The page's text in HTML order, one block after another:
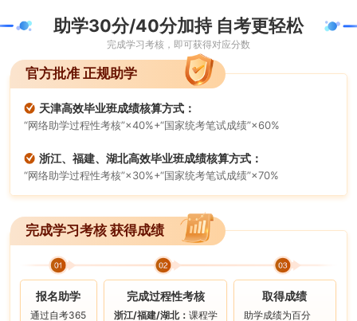
助学30分/40分加持 自考更轻松
完成学习考核，即可获得对应分数
官方批准 正规助学
天津高效毕业班成绩核算方式：
“网络助学过程性考核”×40%+“国家统考笔试成绩”×60%
浙江、福建、湖北高效毕业班成绩核算方式：
“网络助学过程性考核”×30%+“国家统考笔试成绩”×70%
完成学习考核 获得成绩
报名助学
通过自考365
完成过程性考核
浙江/福建/湖北：课程学
取得成绩
助学成绩为百分